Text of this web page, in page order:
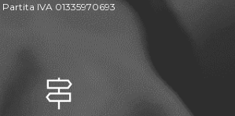
Partita IVA 01335970693